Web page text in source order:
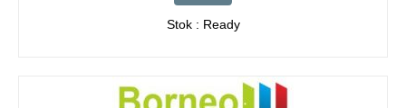
Stok : Ready